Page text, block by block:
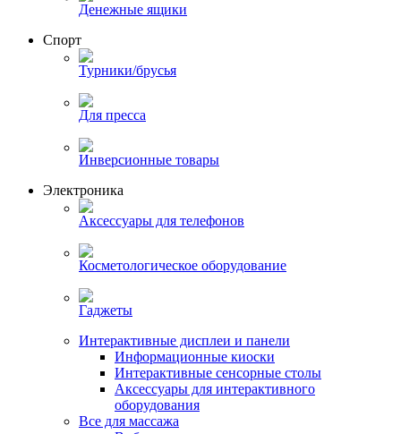
Денежные ящики
Спорт
Турники/брусья
Для пресса
Инверсионные товары
Электроника
Аксессуары для телефонов
Косметологическое оборудование
Гаджеты
Интерактивные дисплеи и панели
Информационные киоски
Интерактивные сенсорные столы
Аксессуары для интерактивного
оборудования
Все для массажа